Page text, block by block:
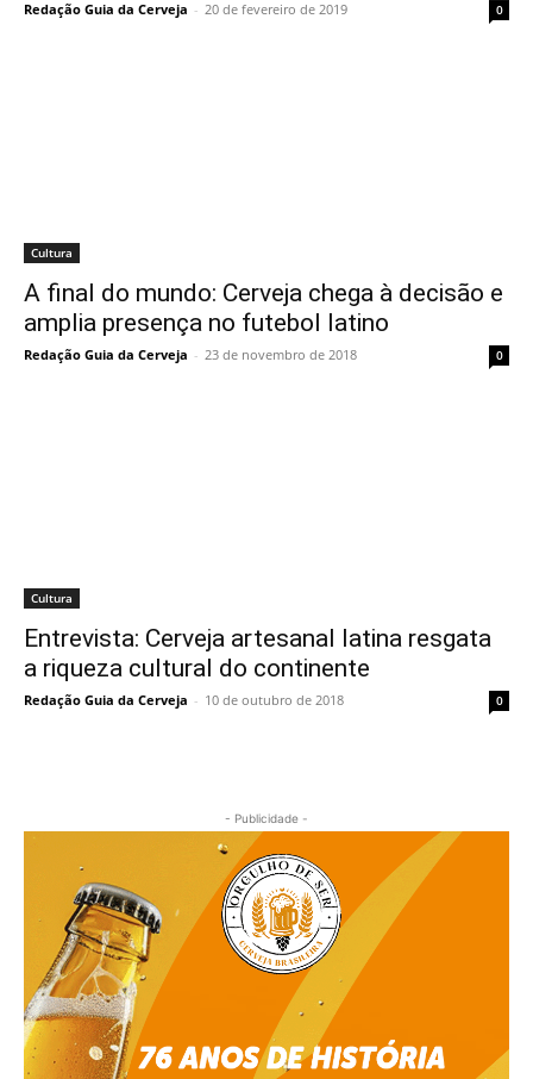
Redação Guia da Cerveja - 20 de fevereiro de 2019 0
Cultura
A final do mundo: Cerveja chega à decisão e
amplia presença no futebol latino
Redação Guia da Cerveja - 23 de novembro de 2018 0
Cultura
Entrevista: Cerveja artesanal latina resgata
a riqueza cultural do continente
Redação Guia da Cerveja - 10 de outubro de 2018 0
- Publicidade -